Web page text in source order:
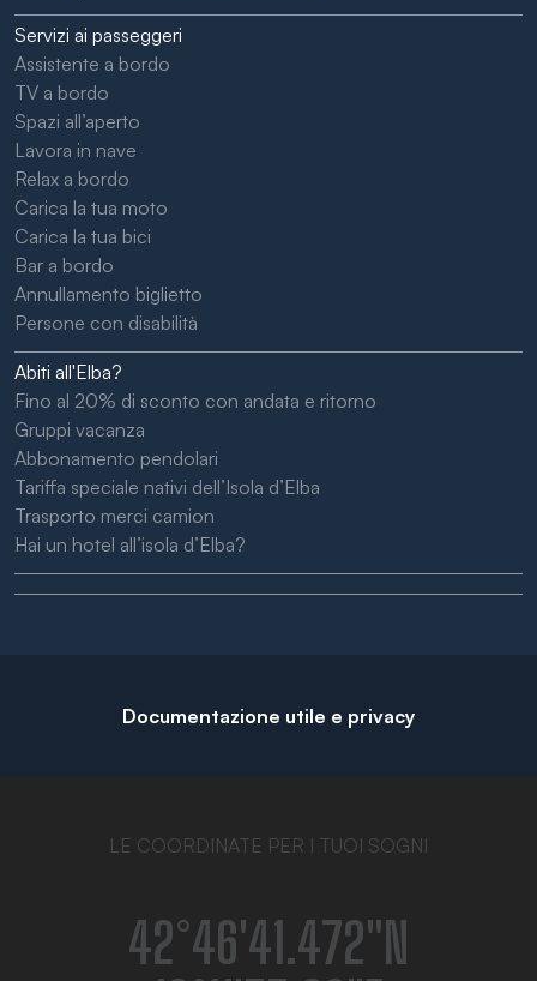
Servizi ai passeggeri
Assistente a bordo
TV a bordo
Spazi all’aperto
Lavora in nave
Relax a bordo
Carica la tua moto
Carica la tua bici
Bar a bordo
Annullamento biglietto
Persone con disabilità
Abiti all'Elba?
Fino al 20% di sconto con andata e ritorno
Gruppi vacanza
Abbonamento pendolari
Tariffa speciale nativi dell’Isola d’Elba
Trasporto merci camion
Hai un hotel all’isola d’Elba?
Documentazione utile e privacy
LE COORDINATE PER I TUOI SOGNI
42°46′41.472″N